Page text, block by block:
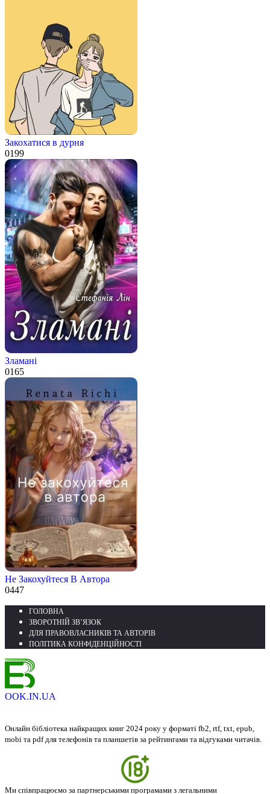
Закохатися в дурня
0199
Зламані
0165
Не Закохуйтеся В Автора
0447
ГОЛОВНА
ЗВОРОТНІЙ ЗВ’ЯЗОК
ДЛЯ ПРАВОВЛАСНИКІВ ТА АВТОРІВ
ПОЛІТИКА КОНФІДЕНЦІЙНОСТІ
OOK.IN.UA
Онлайн бібліотека найкращих книг 2024 року у форматі fb2, rtf, txt, epub,
mobi та pdf для телефонів та планшетів за рейтингами та відгуками читачів.
Ми співпрацюємо за партнерськими програмами з легальними